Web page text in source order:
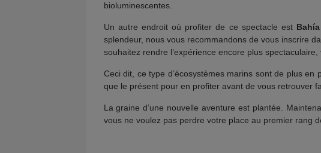
bioluminescentes.
Un autre endroit où profiter de ce spectacle est
splendeur, nous vous recommandons de vous inscrire
souhaitez rendre l’expérience encore plus
Ceci dit, ce type d’écosystèmes marins sont de plus
que le présent pour en profiter avant de vous retrouver
La graine d’une nouvelle aventure est plantée.
vous ne voulez pas perdre votre place au premier rang